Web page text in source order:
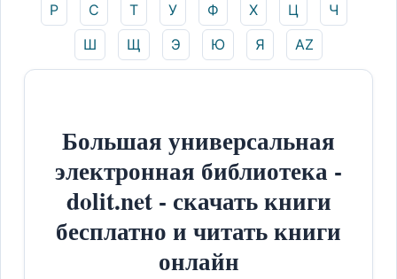
Р
С Т У Ф Х Ц
Ч
Ш
Щ Э Ю Я AZ
Большая универсальная
электронная библиотека -
dolit.net - скачать книги
бесплатно и читать книги
онлайн